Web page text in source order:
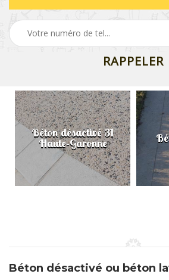
Béton désactivé 31
Haute-Garonne
Béton désactivé ou béton